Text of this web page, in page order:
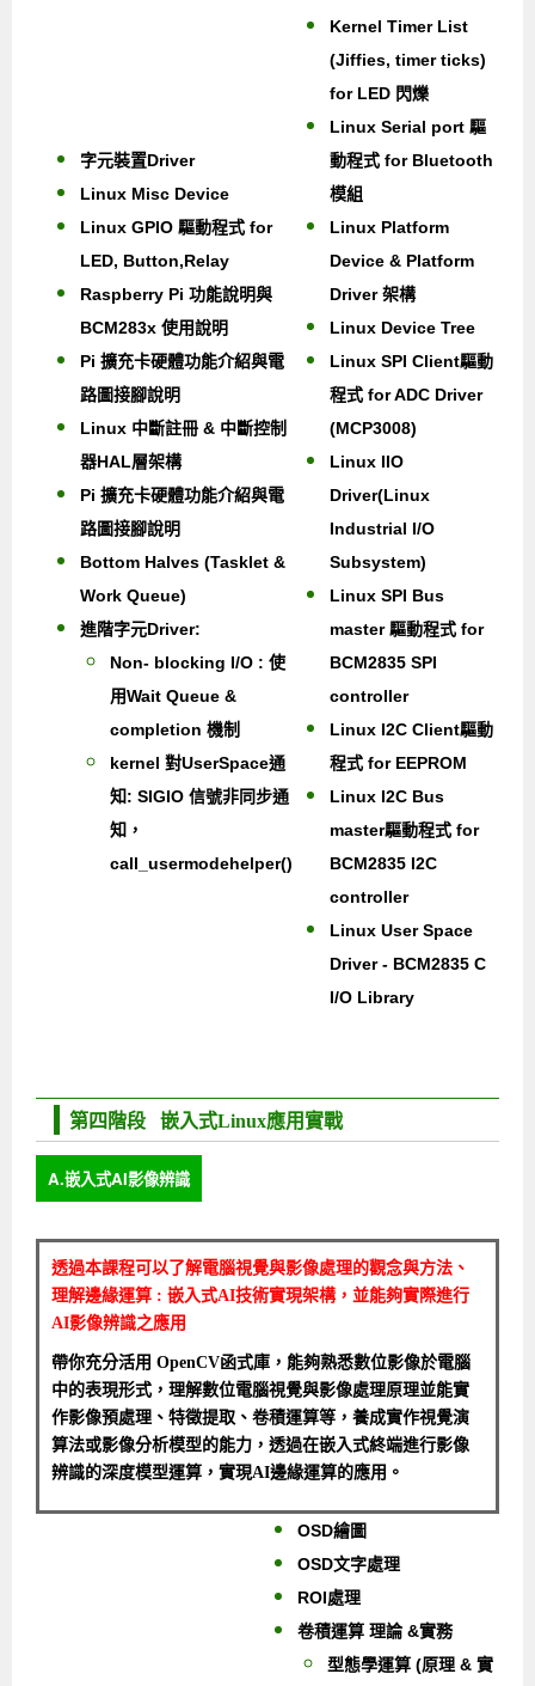
字元裝置Driver
Linux Misc Device
Linux GPIO 驅動程式 for
LED, Button,Relay
Raspberry Pi 功能說明與
BCM283x 使用說明
Pi 擴充卡硬體功能介紹與電
路圖接腳說明
Linux 中斷註冊 & 中斷控制
器HAL層架構
Pi 擴充卡硬體功能介紹與電
路圖接腳說明
Bottom Halves (Tasklet &
Work Queue)
進階字元Driver:
Non- blocking I/O : 使
用Wait Queue &
completion 機制
kernel 對UserSpace通
知: SIGIO 信號非同步通
知，
call_usermodehelper()
Kernel Timer List
(Jiffies, timer ticks)
for LED 閃爍
Linux Serial port 驅
動程式 for Bluetooth
模組
Linux Platform
Device & Platform
Driver 架構
Linux Device Tree
Linux SPI Client驅動
程式 for ADC Driver
(MCP3008)
Linux IIO
Driver(Linux
Industrial I/O
Subsystem)
Linux SPI Bus
master 驅動程式 for
BCM2835 SPI
controller
Linux I2C Client驅動
程式 for EEPROM
Linux I2C Bus
master驅動程式 for
BCM2835 I2C
controller
Linux User Space
Driver - BCM2835 C
I/O Library
第四階段 嵌入式Linux應用實戰
A.嵌入式AI影像辨識
透過本課程可以了解電腦視覺與影像處理的觀念與方法、
理解邊緣運算 : 嵌入式AI技術實現架構，並能夠實際進行
AI影像辨識之應用
帶你充分活用 OpenCV函式庫，能夠熟悉數位影像於電腦
中的表現形式，理解數位電腦視覺與影像處理原理並能實
作影像預處理、特徵提取、卷積運算等，養成實作視覺演
算法或影像分析模型的能力，透過在嵌入式終端進行影像
辨識的深度模型運算，實現AI邊緣運算的應用。
OSD繪圖
OSD文字處理
ROI處理
卷積運算 理論 &實務
型態學運算 (原理 & 實